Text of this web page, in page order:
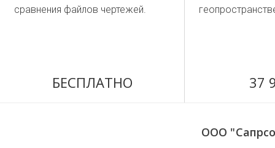
сравнения файлов чертежей.
БЕСПЛАТНО 37
ООО